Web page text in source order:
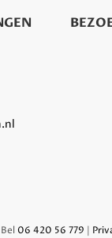
06 420 56 779 |